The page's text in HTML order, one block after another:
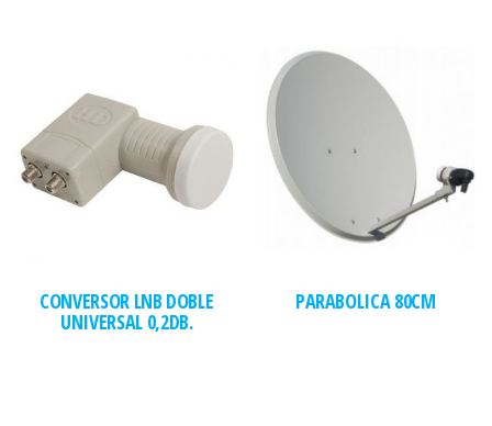
CONVERSOR LNB DOBLE
UNIVERSAL 0,2DB.
PARABOLICA 80CM